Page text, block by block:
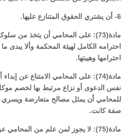
6- أن يشتري الحقوق المتنازع عليها.
مادة(73): على المحامي أن يتخذ من
احترامه الكامل لهيئة المحكمة وألا
احترامها وهيبتها.
مادة(74): على المحامي الامتناع عن
نفس الدعوى أو نزاع مرتبط بها لخصم
للمحامي أن يمثل مصالح متعارضة ويسري
صفة كانت.
مادة(75): لا يجوز لمن علم من